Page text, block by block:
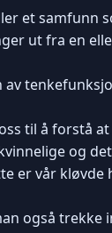
et samfunn
ut fra en
av
til å forstå
og
er vår
også